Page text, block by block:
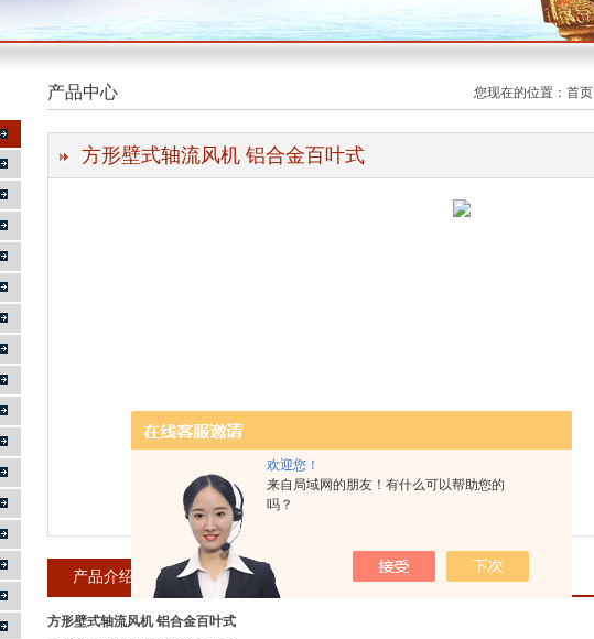
欢迎您！
来自局域网的朋友！有什么可以帮助您的
吗？
产品中心 您现在的位置： 首页
方形壁式轴流风机 铝合金百叶式
产品介绍 在线留言
方形壁式轴流风机 铝合金百叶式